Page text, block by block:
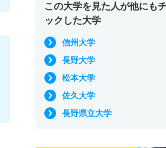
この大学を見た人が他にも
ックした大学
信州大学
長野大学
松本大学
佐久大学
長野県立大学